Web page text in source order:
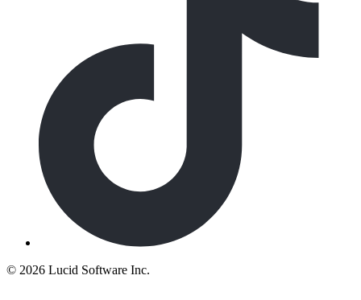
© 2026 Lucid Software Inc.